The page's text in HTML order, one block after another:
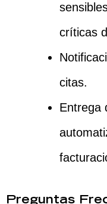
críticas
citas.
Entrega
Preguntas